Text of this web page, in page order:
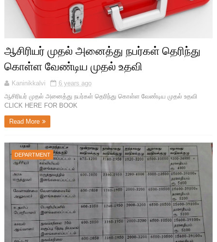
ஆசிரியர் முதல் அனைத்து நபர்கள் தெரிந்து
கொள்ள வேண்டிய முதல் உதவி
Kaninikkalvi
6 years ago
ஆசிரியர் முதல் அனைத்து நபர்கள் தெரிந்து கொள்ள வேண்டிய முதல் உதவி
CLICK HERE FOR BOOK
Read More
DEPARTMENT